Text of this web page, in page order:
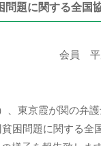
問題に関する全国
会員 平
、東京霞が関の弁
困問題に関する全